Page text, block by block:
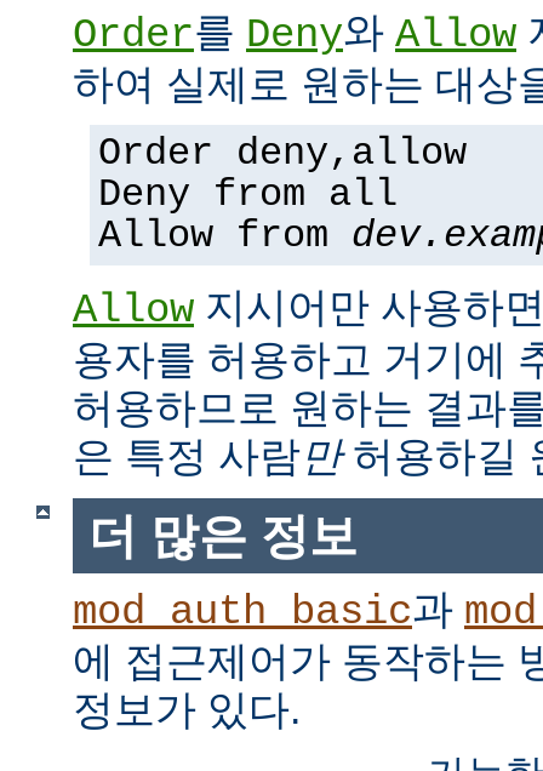
Order를 Deny와 Allow
하여 실제로 원하는 대상
Order deny,allow
Deny from all
Allow from
Allow 지시어만 사용하
용자를 허용하고 거기에
허용하므로 원하는 결과
은 특정 사람만허용하길
더 많은 정보
mod_auth_basic과
에 접근제어가 동작하는
정보가 있다.